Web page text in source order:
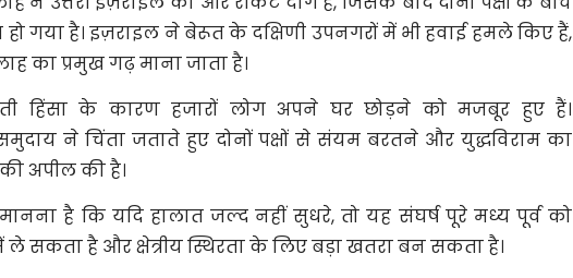
गया है। इज़राइल ने बेरूत के दक्षिणी उपनगरों में भी हवाई हमले किए हैं,
का प्रमुख गढ़ माना जाता है।
हिंसा के कारण हजारों लोग अपने घर छोड़ने को मजबूर हुए हैं।
समुदाय ने चिंता जताते हुए दोनों पक्षों से संयम बरतने और युद्धविराम का
अपील की है।
मानना है कि यदि हालात जल्द नहीं सुधरे, तो यह संघर्ष पूरे मध्य पूर्व को
सकता है और क्षेत्रीय स्थिरता के लिए बड़ा खतरा बन सकता है।